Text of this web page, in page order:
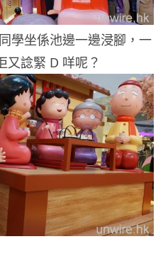
學坐係池邊一邊浸腳，一
又諗緊 D 咩呢？